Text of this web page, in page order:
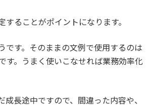
ることがポイントになります。
す。そのままの文例で使用するのは
す。うまく使いこなせれば業務効率化
長途中ですので、間違った内容や、